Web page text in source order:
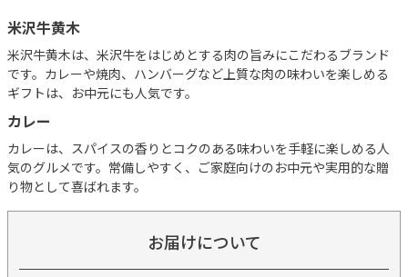
米沢牛黄木
米沢牛黄木は、米沢牛をはじめとする肉の旨みにこだわるブランド
です。カレーや焼肉、ハンバーグなど上質な肉の味わいを楽しめる
ギフトは、お中元にも人気です。
カレー
カレーは、スパイスの香りとコクのある味わいを手軽に楽しめる人
気のグルメです。常備しやすく、ご家庭向けのお中元や実用的な贈
り物として喜ばれます。
お届けについて